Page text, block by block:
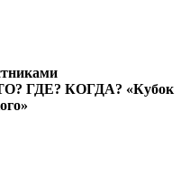
ГДЕ? КОГДА? «Кубок